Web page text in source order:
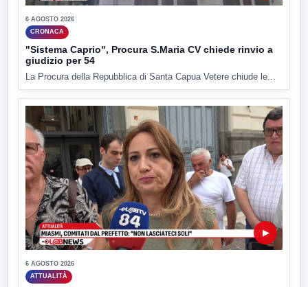
6 AGOSTO 2026
CRONACA
"Sistema Caprio", Procura S.Maria CV chiede rinvio a
giudizio per 54
La Procura della Repubblica di Santa Capua Vetere chiude le...
▶
6 AGOSTO 2026
ATTUALITÀ